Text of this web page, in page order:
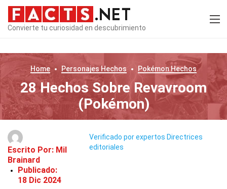
Convierte tu curiosidad en descubrimiento
Home Personajes Hechos PokémonHechos
28 Hechos Sobre Revavroom
(Pokémon)
Escrito Por: Mil
Brainard
Publicado:
18 Dic 2024
Verificado por expertos Directrices
editoriales